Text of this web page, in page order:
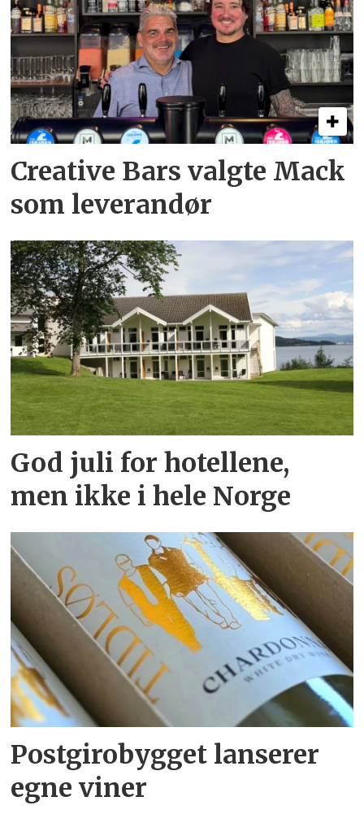
Creative Bars valgte Mack
som leverandør
God juli for hotellene,
men ikke i hele Norge
Postgirobygget lanserer
egne viner